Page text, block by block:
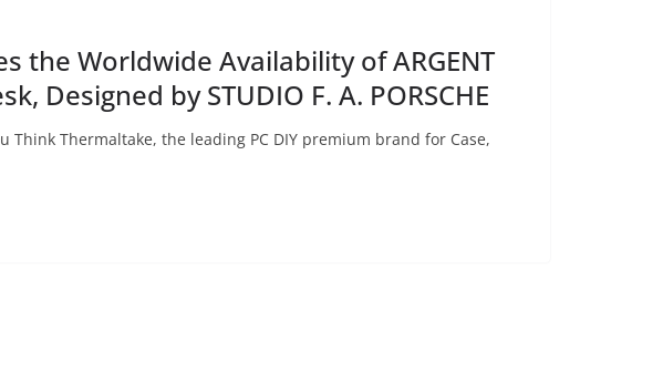
the Worldwide Availability of ARGENT
Designed by STUDIO F. A. PORSCHE
Think Thermaltake, the leading PC DIY premium brand for Case,